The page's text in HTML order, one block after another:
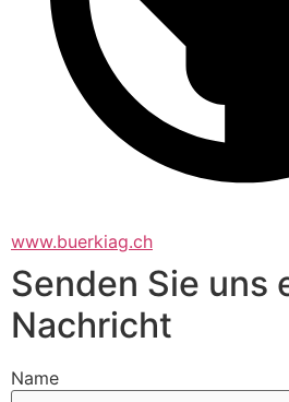
www.buerkiag.ch
Senden Sie uns
Nachricht
Name